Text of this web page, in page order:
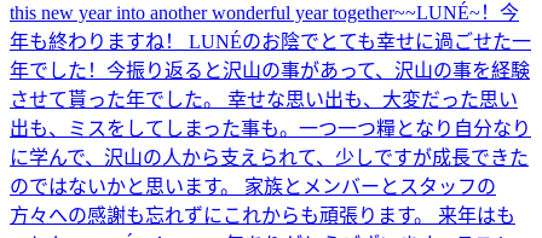
this new year into another wonderful year together~~LUNÉ~！今
年も終わりますね！ LUNÉのお陰でとても幸せに過ごせた一
年でした！今振り返ると沢山の事があって、沢山の事を経験
させて貰った年でした。 幸せな思い出も、大変だった思い
出も、ミスをしてしまった事も。一つ一つ糧となり自分なり
に学んで、沢山の人から支えられて、少しですが成長できた
のではないかと思います。 家族とメンバーとスタッフの
方々への感謝も忘れずにこれからも頑張ります。 来年はも